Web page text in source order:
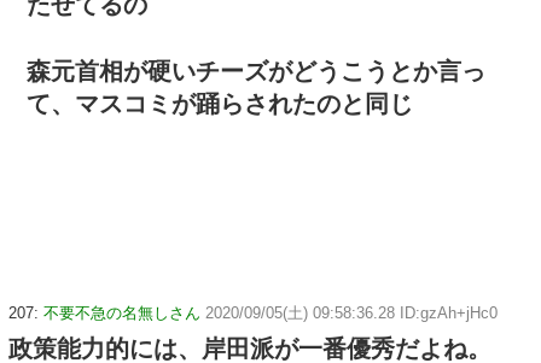
森元首相が硬いチーズがどうこうとか言っ
て、マスコミが踊らされたのと同じ
207: 不要不急の名無しさん 2020/09/05(土) 09:58:36.28 ID:gzAh+jHc0
政策能力的には、岸田派が一番優秀だよね。